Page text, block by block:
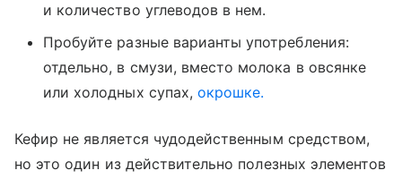
и количество углеводов в нем.
Пробуйте разные варианты употребления:
отдельно, в смузи, вместо молока в овсянке
или холодных супах, окрошке.
Кефир не является чудодейственным средством,
но это один из действительно полезных элементов